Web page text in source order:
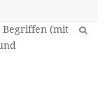
OK